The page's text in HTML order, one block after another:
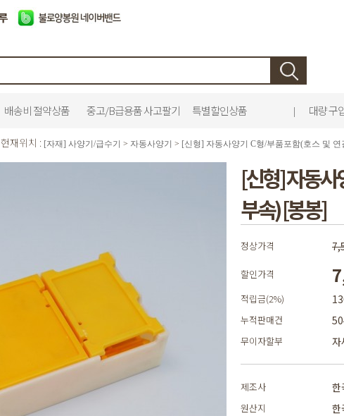
배송비 절약상품 중고/B급용품 사고팔기 특별할인상품 | 대량 구
현재위치 : [자재] 사양기/급수기 > 자동사양기 > [신형] 자동사양기 C형/부품포함(호스 및 연
[신형] 자동
부속) [봉봉]
정상가격
할인가격
적립금(2%)
누적판매건
무이자할부
제조사 한
원산지 한